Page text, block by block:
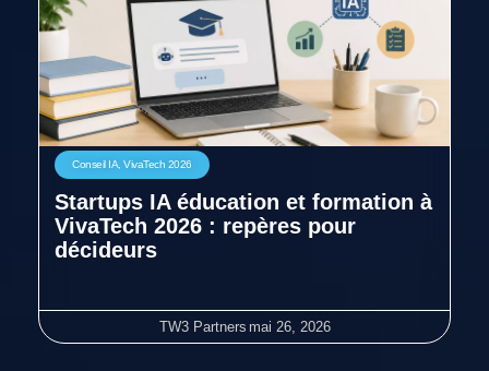
Conseil IA, VivaTech 2026
Startups IA éducation et formation à
VivaTech 2026 : repères pour
décideurs
TW3 Partners mai 26, 2026